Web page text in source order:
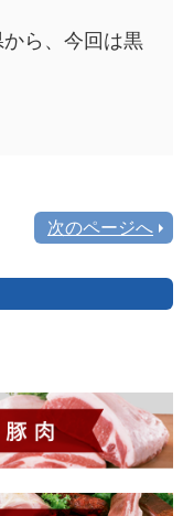
ら、今回は黒
次のページへ